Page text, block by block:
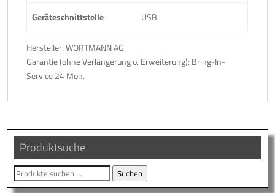
Geräteschnittstelle USB
Hersteller: WORTMANN AG
Garantie (ohne Verlängerung o. Erweiterung): Bring-In-
Service 24 Mon.
Produktsuche
Suche
nach:
Suchen